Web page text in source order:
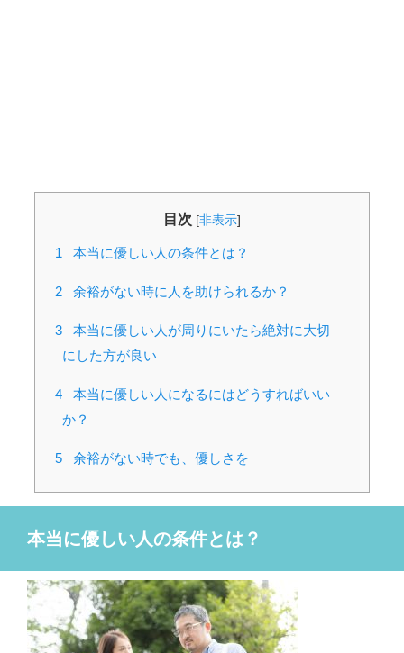
目次 [非表示]
1 本当に優しい人の条件とは？
2 余裕がない時に人を助けられるか？
3
本当に優しい人が周りにいたら絶対に大切
にした方が良い
4
本当に優しい人になるにはどうすればいい
か？
5 余裕がない時でも、優しさを
本当に優しい人の条件とは？